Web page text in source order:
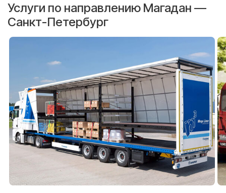
Услуги по направлению Магадан —
Санкт-Петербург